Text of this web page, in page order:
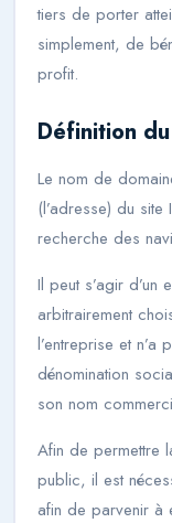
tiers de porter
simplement, de
profit.
Définition
Le nom de
(l’adresse) du
recherche des
Il peut s’agir
arbitrairement
l’entreprise et n’a
dénomination
son nom
Afin de permettre
public, il est
afin de parvenir à